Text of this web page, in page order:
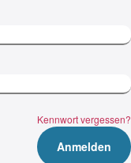
Kennwort vergessen?